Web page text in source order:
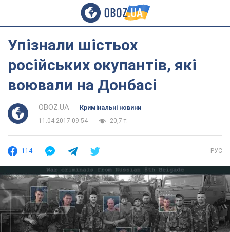
Упізнали шістьох
російських окупантів, які
воювали на Донбасі
OBOZ.UA
Кримінальні новини
11.04.2017 09:54
20,7 т.
114 РУС